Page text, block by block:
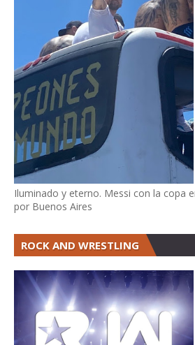
Iluminado y eterno. Messi con la copa
por Buenos Aires
ROCK AND WRESTLING